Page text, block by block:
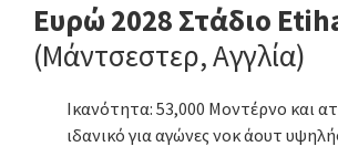
Ευρώ 2028 Στάδιο
(Μάντσεστερ, Αγγλία)
Ικανότητα: 53,000 Μοντέρνο και
ιδανικό για αγώνες νοκ άουτ